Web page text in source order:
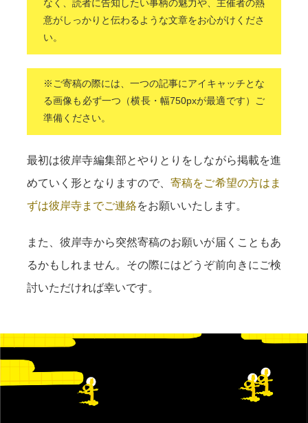
なく、読者に告知したい事柄の魅力や、主催者の熱
意がしっかりと伝わるような文章をお心がけくださ
い。
※ご寄稿の際には、一つの記事にアイキャッチとな
る画像も必ず一つ（横長・幅750pxが最適です）ご
準備ください。
最初は彼岸寺編集部とやりとりをしながら掲載を進
めていく形となりますので、寄稿をご希望の方はま
ずは彼岸寺までご連絡をお願いいたします。
また、彼岸寺から突然寄稿のお願いが届くこともあ
るかもしれません。その際にはどうぞ前向きにご検
討いただければ幸いです。